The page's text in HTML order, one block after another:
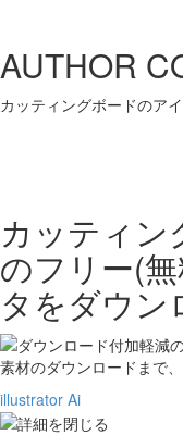
AUTHOR
カッティングボードのア
カッティン
のフリー(
タをダウン
素材のダウンロードまで
illustrator Ai